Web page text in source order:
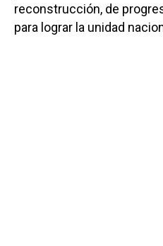
reconstrucción, de
para lograr la unidad